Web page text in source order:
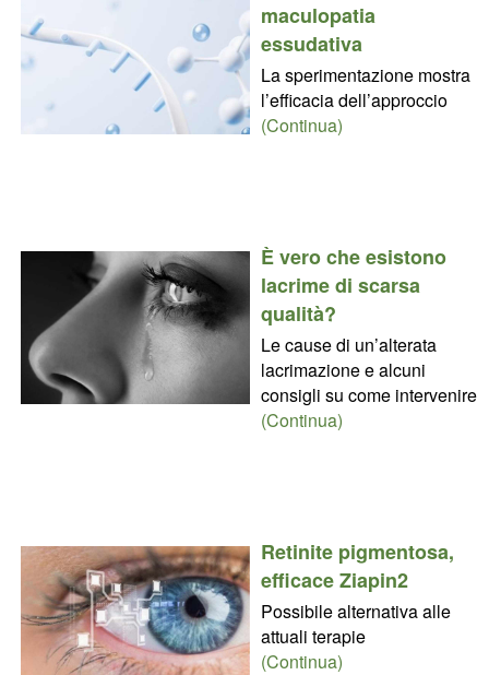
maculopatia
essudativa
La sperimentazione mostra
l’efficacia dell’approccio
(Continua)
È vero che esistono
lacrime di scarsa
qualità?
Le cause di un’alterata
lacrimazione e alcuni
consigli su come intervenire
(Continua)
Retinite pigmentosa,
efficace Ziapin2
Possibile alternativa alle
attuali terapie
(Continua)